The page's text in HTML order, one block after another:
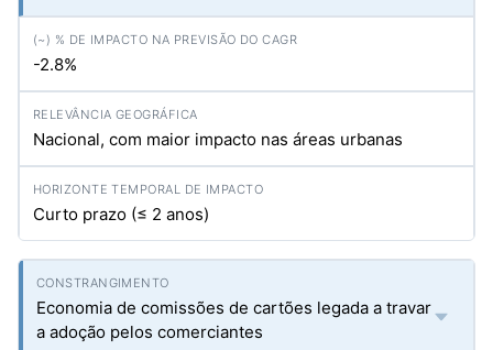
-2.8%
Nacional, com maior impacto nas áreas urbanas
Curto prazo (≤ 2 anos)
Economia de comissões de cartões legada a travar
a adoção pelos comerciantes